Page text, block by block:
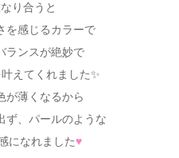
り合うと
を感じるカラーで
ランスが絶妙で
えてくれました✨
が薄くなるから
ず、パールのような
になれました♥